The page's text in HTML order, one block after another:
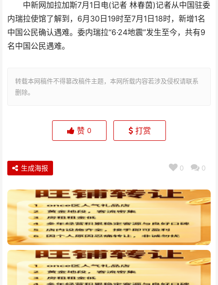
中新网加拉加斯7月1日电(记者 林春茵)记者从中国驻委
内瑞拉使馆了解到，6月30日19时至7月1日18时，新增1名
中国公民确认遇难。委内瑞拉“6·24地震”发生至今，共有9
名中国公民遇难。
转载本网稿件不得篡改稿件主题，本网所载内容若涉及侵权请联系
删除。
赞 0 打赏
0 0
生成海报